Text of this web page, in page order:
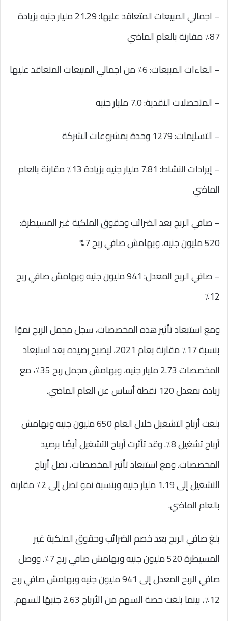
– اجمالي المبيعات المتعاقد عليها: 21.29 مليار جنيه بزيادة
87٪ مقارنة بالعام الماضي
– الغاءات المبيعات: 6٪ من اجمالي المبيعات المتعاقد عليها
– المتحصلات النقدية: 7.0 مليار جنيه
– التسليمات: 1279 وحدة بمشروعات الشركة
– إيرادات النشاط: 7.81 مليار جنيه بزيادة 13٪ مقارنة بالعام
الماضي
– صافي الربح بعد الضرائب وحقوق الملكية غير المسيطرة:
520 مليون جنيه، وبهامش صافي ربح 7%
– صافي الربح المعدل: 941 مليون جنيه وبهامش صافي ربح
12٪
ومع استبعاد تأثير هذه المخصصات، سجل مجمل الربح نموًا
بنسبة 17٪ مقارنة بعام 2021، ليصبح رصيده بعد استبعاد
المخصصات 2.73 مليار جنيه، وبهامش مجمل ربح 35٪، مع
زيادة بمعدل 120 نقطة أساس عن العام الماضي.
بلغت أرباح التشغيل خلال العام 650 مليون جنيه وبهامش
أرباح تشغيل 8٪. وقد تأثرت أرباح التشغيل أيضًا برصيد
المخصصات. ومع استبعاد تأثير المخصصات، تصل أرباح
التشغيل إلى 1.19 مليار جنيه وبنسبة نمو تصل إلى 2٪ مقارنة
بالعام الماضي.
بلغ صافي الربح بعد خصم الضرائب وحقوق الملكية غير
المسيطرة 520 مليون جنيه وبهامش صافي ربح 7٪. ووصل
صافي الربح المعدل إلى 941 مليون جنيه وبهامش صافي ربح
12٪، بينما بلغت حصة السهم من الأرباح 2.63 جنيهًا للسهم.